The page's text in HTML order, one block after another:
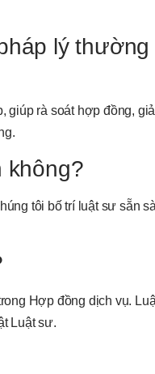
lý thường
giúp rà soát hợp đồng,
không?
tôi bố trí luật sư sẵn
Hợp đồng dịch vụ.
Luật sư.